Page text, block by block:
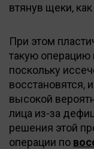
втянув щеки,
При этом
такую операцию
поскольку
восстановятся,
высокой
лица из-за
решения этой
операции по